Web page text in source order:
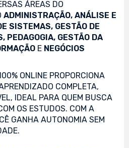
ÁREAS DO
ADMINISTRAÇÃO, ANÁLISE E
SISTEMAS, GESTÃO DE
PEDAGOGIA, GESTÃO DA
E NEGÓCIOS
ONLINE PROPORCIONA
COMPLETA,
IDEAL PARA QUEM BUSCA
OS ESTUDOS. COM A
GANHA AUTONOMIA SEM